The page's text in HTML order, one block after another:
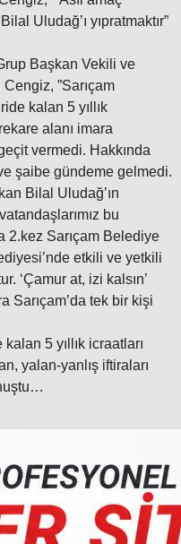
Uludağ’ı yıpratmaktır”
Başkan Vekili ve
”Sarıçam
kalan 5 yıllık
alanı imara
vermedi. Hakkında
şaibe gündeme gelmedi.
Bilal Uludağ’ın
bu
2.kez Sarıçam Belediye
etkili ve yetkili
‘Çamur at, izi kalsın’
Sarıçam’da tek bir kişi
kalan 5 yıllık icraatları
yalan-yanlış iftiraları